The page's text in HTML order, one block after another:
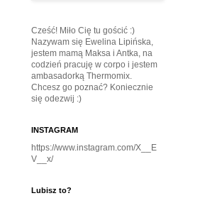
Cześć! Miło Cię tu gościć :)
Nazywam się Ewelina Lipińska,
jestem mamą Maksa i Antka, na
codzień pracuję w corpo i jestem
ambasadorką Thermomix.
Chcesz go poznać? Koniecznie
się odezwij :)
INSTAGRAM
https://www.instagram.com/X__E
V__x/
Lubisz to?